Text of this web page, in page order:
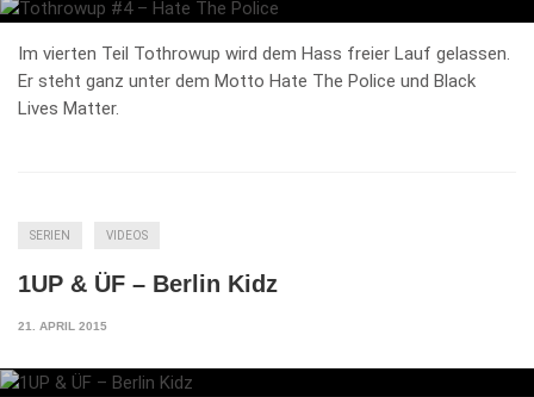
Im vierten Teil Tothrowup wird dem Hass freier Lauf gelassen.
Er steht ganz unter dem Motto Hate The Police und Black
Lives Matter.
SERIEN VIDEOS
1UP & ÜF – Berlin Kidz
21. APRIL 2015